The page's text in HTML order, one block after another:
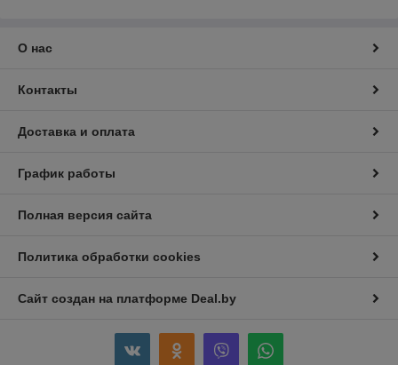
О нас
Контакты
Доставка и оплата
График работы
Полная версия сайта
Политика обработки cookies
Сайт создан на платформе Deal.by